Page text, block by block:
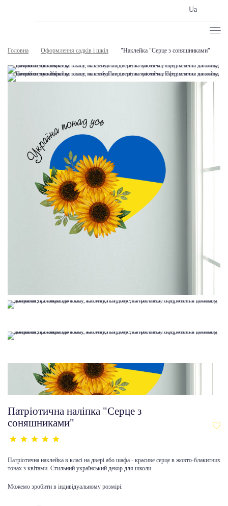
Ua
Головна Оформлення садків і шкіл "Наклейка "Серце з соняшниками"
Патріотична наліпка "Серце з
соняшниками"
Патріотична наклейка в класі на двері або шафа - красиве серце в жовто-блакитних
тонах з квітами. Стильний український декор для школи.
Можемо зробити в індивідуальному розмірі.